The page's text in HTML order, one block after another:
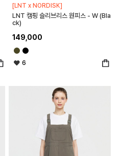
[LNT x NORDISK]
LNT 캠핑 슬리브리스 원피스 - W (Bla
ck)
149,000
6